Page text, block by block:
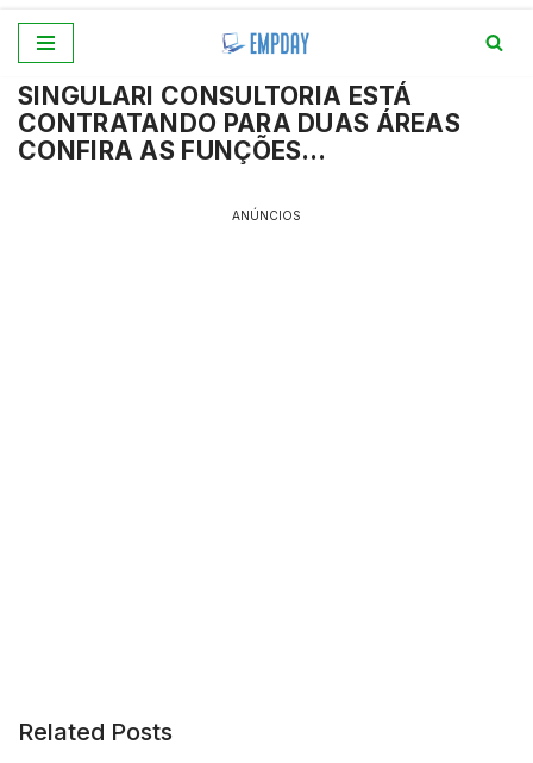
para
o
conteúdo
SINGULARI CONSULTORIA ESTÁ
CONTRATANDO PARA DUAS ÁREAS
CONFIRA AS FUNÇÕES…
ANÚNCIOS
Related Posts